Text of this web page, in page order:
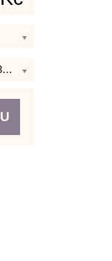
Klasické vodítko 130 cm